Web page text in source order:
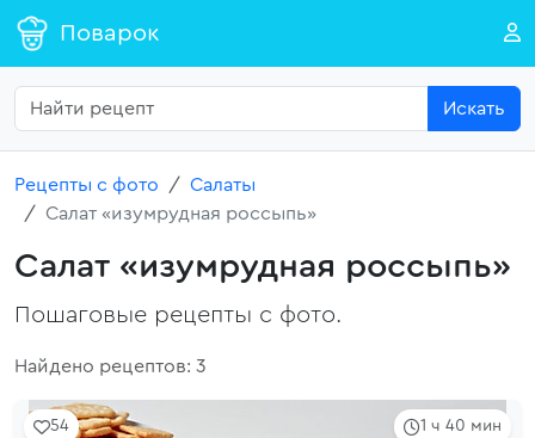
Поварок
Искать
Рецепты с фото
Салаты
Салат «изумрудная россыпь»
Салат «изумрудная россыпь»
Пошаговые рецепты с фото.
Найдено рецептов: 3
1 ч 40 мин
54